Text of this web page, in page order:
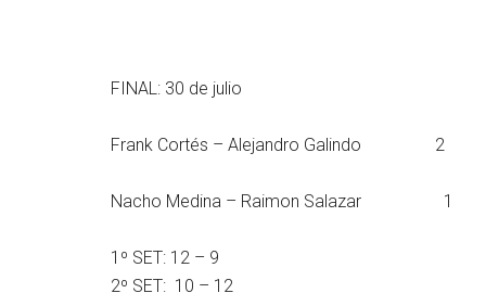
FINAL: 30 de julio
Frank Cortés – Alejandro Galindo 2
Nacho Medina – Raimon Salazar 1
1º SET: 12 – 9
2º SET: 10 – 12